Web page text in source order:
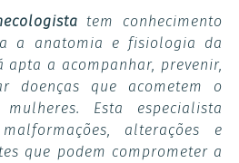
tem conhecimento
a anatomia e fisiologia da
apta a acompanhar, prevenir,
doenças que acometem o
Esta especialista
alterações e
que podem comprometer a